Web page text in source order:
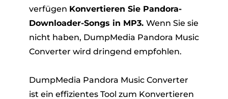
verfügen Konvertieren Sie Pandora-
Downloader-Songs in MP3. Wenn Sie sie
nicht haben, DumpMedia Pandora Music
Converter wird dringend empfohlen.
DumpMedia Pandora Music Converter
ist ein effizientes Tool zum Konvertieren